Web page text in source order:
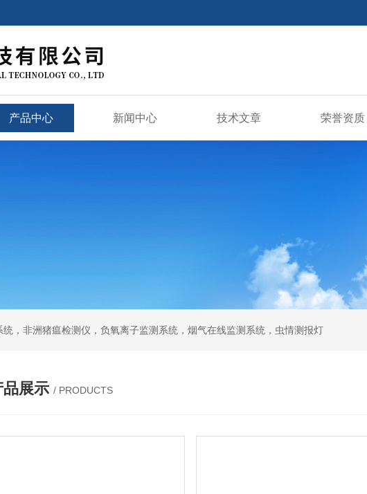
产品中心 新闻中心 技术文章 荣誉资质
，非洲猪瘟检测仪，负氧离子监测系统，烟气在线监测系统，虫情测报灯
品展示 / PRODUCTS